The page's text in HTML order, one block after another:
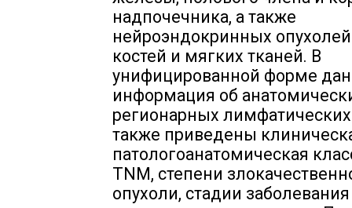
надпочечника, а также
нейроэндокринных
костей и мягких тканей. В
унифицированной форме
информация об
регионарных лимфатических
также приведены
патологоанатомическая
TNM, степени
опухоли, стадии